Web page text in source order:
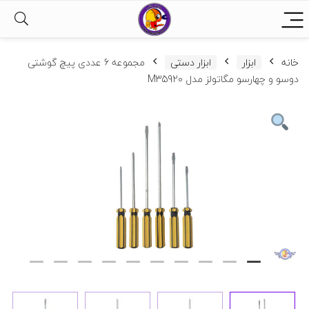
خانه ابزار ابزار دستی
مجموعه 6 عددی پیچ گوشتی
دوسو و چهارسو مگاتولز مدل M35920